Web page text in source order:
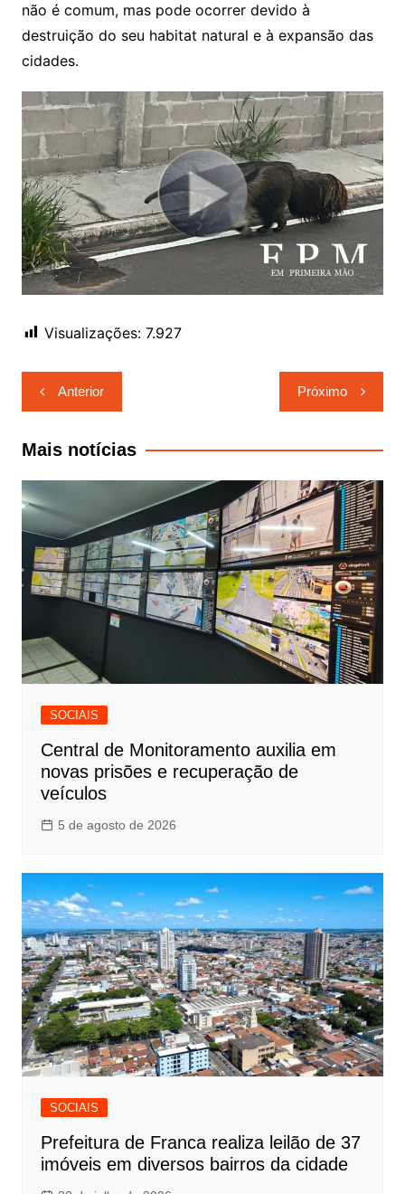
não é comum, mas pode ocorrer devido à
destruição do seu habitat natural e à expansão das
cidades.
Visualizações: 7.927
Navegação
de
Post
Anterior Próximo
Mais notícias
SOCIAIS
Central de Monitoramento auxilia em
novas prisões e recuperação de
veículos
5 de agosto de 2026
SOCIAIS
Prefeitura de Franca realiza leilão de 37
imóveis em diversos bairros da cidade